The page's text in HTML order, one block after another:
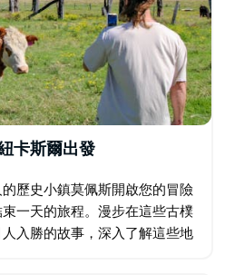
卡斯爾出發
歷史小鎮莫佩斯開啟您的冒險
一天的旅程。漫步在這些古樸
入勝的故事，深入了解這些地